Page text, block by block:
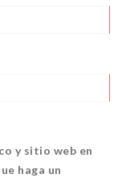
y sitio web en
haga un